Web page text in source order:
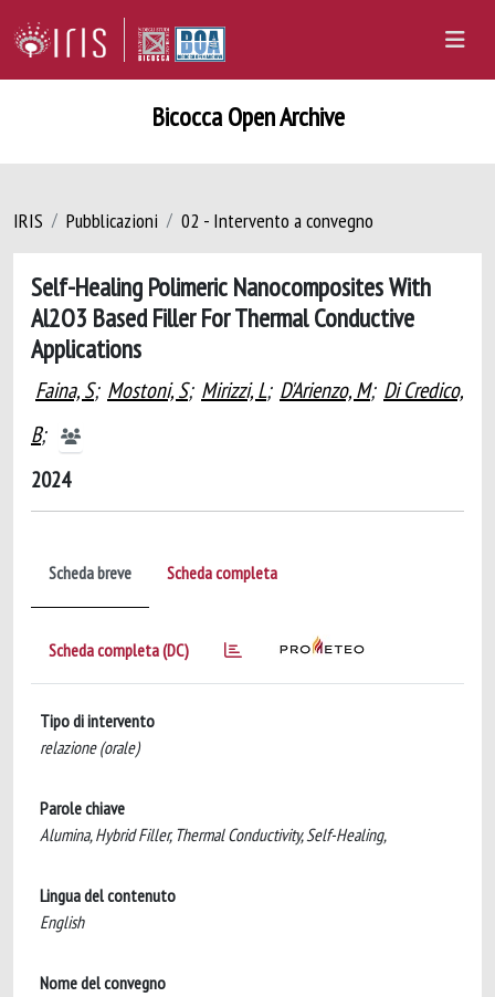
Bicocca Open Archive
IRIS Pubblicazioni 02 - Intervento a convegno
Self-Healing Polimeric Nanocomposites With
Al2O3 Based Filler For Thermal Conductive
Applications
Faina, S; Mostoni, S; Mirizzi, L; D'Arienzo, M; Di Credico,
B;
2024
Scheda breve Scheda completa
Scheda completa (DC)
Tipo di intervento
relazione (orale)
Parole chiave
Alumina, Hybrid Filler, Thermal Conductivity, Self-Healing,
Lingua del contenuto
English
Nome del convegno